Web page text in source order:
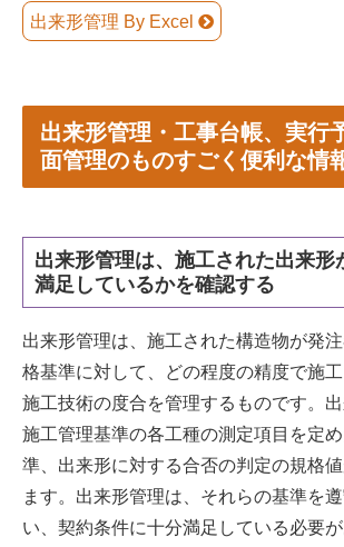
出来形管理 By Excel
出来形管理・工事台帳、実行
面管理のものすごく便利な情
出来形管理は、施工された出来形
満足しているかを確認する
出来形管理は、施工された構造物が発
格基準に対して、どの程度の精度で施
施工技術の度合を管理するものです。出
施工管理基準の各工種の測定項目を定
準、出来形に対する合否の判定の規格
ます。出来形管理は、それらの基準を
い、契約条件に十分満足している必要